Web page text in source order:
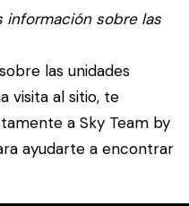
información sobre las
las unidades
visita al sitio, te
a Sky Team by
ayudarte a encontrar